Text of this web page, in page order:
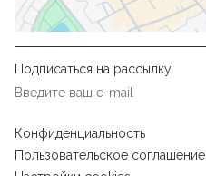
Подписаться на рассылку
Конфиденциальность
Пользовательское соглашение